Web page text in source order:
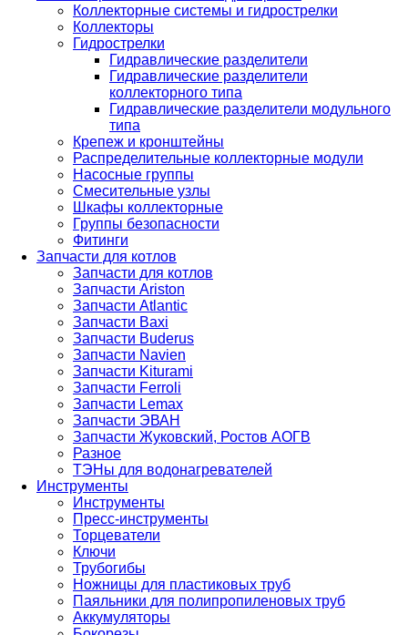
Коллекторные системы и гидрострелки
Коллекторы
Гидрострелки
Гидравлические разделители
Гидравлические разделители
коллекторного типа
Гидравлические разделители модульного
типа
Крепеж и кронштейны
Распределительные коллекторные модули
Насосные группы
Смесительные узлы
Шкафы коллекторные
Группы безопасности
Фитинги
Запчасти для котлов
Запчасти для котлов
Запчасти Ariston
Запчасти Atlantic
Запчасти Baxi
Запчасти Buderus
Запчасти Navien
Запчасти Kiturami
Запчасти Ferroli
Запчасти Lemax
Запчасти ЭВАН
Запчасти Жуковский, Ростов АОГВ
Разное
ТЭНы для водонагревателей
Инструменты
Инструменты
Пресс-инструменты
Торцеватели
Ключи
Трубогибы
Ножницы для пластиковых труб
Паяльники для полипропиленовых труб
Аккумуляторы